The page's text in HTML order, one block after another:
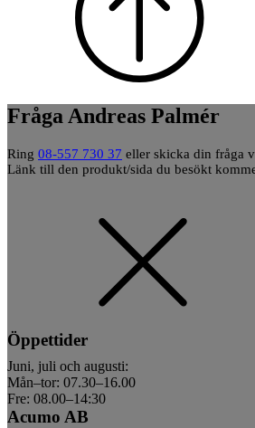
Fråga Andreas Palmér
Ring 08-557 730 37 eller skicka din fråga
Länk till den produkt/sida du besökt
Öppettider
Juni, juli och augusti:
Mån–tor: 07.30–16.00
Fre: 08.00–14:30
Acumo AB